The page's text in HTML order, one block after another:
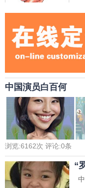
中国演员白百何
浏览:6162次 评论:0条
“